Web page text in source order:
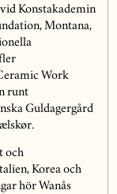
Konstakademin
Montana,
Work
runt
Guldagergård
och
Korea och
hör Wanås